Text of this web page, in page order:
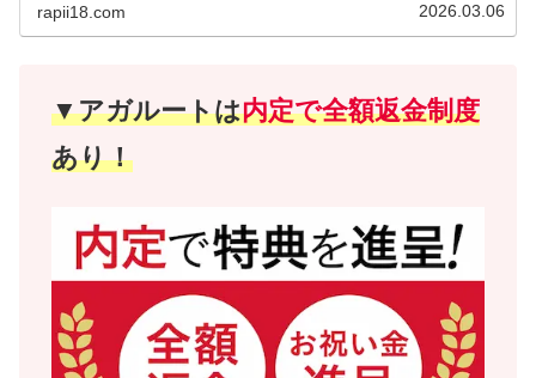
rapii18.com 2026.03.06
▼アガルートは内定で全額返金制度
あり！